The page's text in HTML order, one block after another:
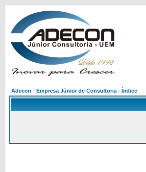
Adecon - Empresa Júnior de Consultoria - Índice